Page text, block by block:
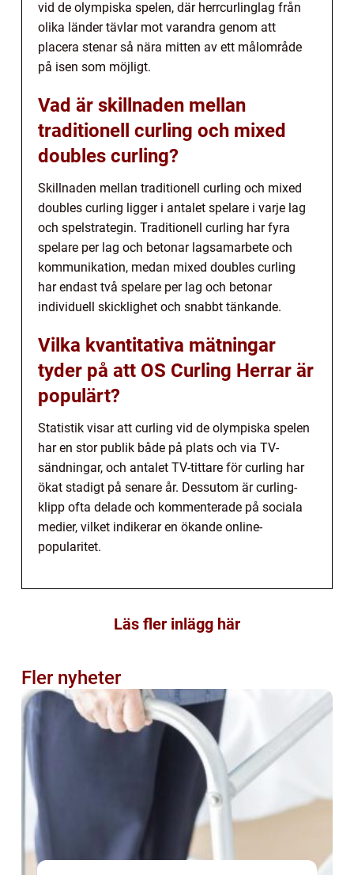
vid de olympiska spelen, där herrcurlinglag från
olika länder tävlar mot varandra genom att
placera stenar så nära mitten av ett målområde
på isen som möjligt.
Vad är skillnaden mellan
traditionell curling och mixed
doubles curling?
Skillnaden mellan traditionell curling och mixed
doubles curling ligger i antalet spelare i varje lag
och spelstrategin. Traditionell curling har fyra
spelare per lag och betonar lagsamarbete och
kommunikation, medan mixed doubles curling
har endast två spelare per lag och betonar
individuell skicklighet och snabbt tänkande.
Vilka kvantitativa mätningar
tyder på att OS Curling Herrar är
populärt?
Statistik visar att curling vid de olympiska spelen
har en stor publik både på plats och via TV-
sändningar, och antalet TV-tittare för curling har
ökat stadigt på senare år. Dessutom är curling-
klipp ofta delade och kommenterade på sociala
medier, vilket indikerar en ökande online-
popularitet.
Läs fler inlägg här
Fler nyheter